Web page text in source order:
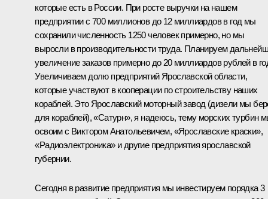
которые есть в России. При росте выручки на нашем
предприятии с 700 миллионов до 12 миллиардов в год мы
сохранили численность 1250 человек примерно, но мы
выросли в производительности труда. Планируем
увеличение заказов примерно до 20 миллиардов рублей в
Увеличиваем долю предприятий Ярославской области,
которые участвуют в кооперации по строительству наших
кораблей. Это Ярославский моторный завод (дизели мы
для кораблей), «Сатурн», я надеюсь, тему морских турбин
освоим с Виктором Анатольевичем, «Ярославские краски»,
«Радиоэлектроника» и другие предприятия ярославской
губернии.
Сегодня в развитие предприятия мы инвестируем порядка 3